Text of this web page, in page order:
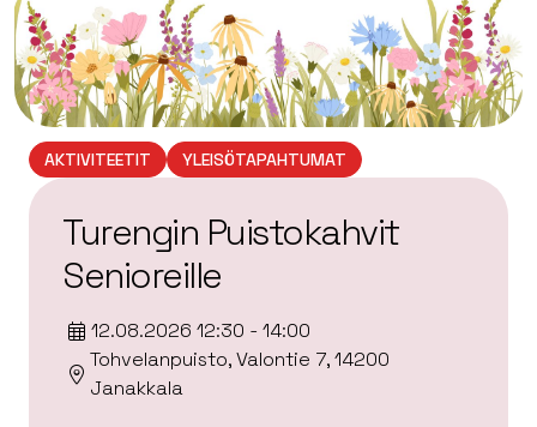
AKTIVITEETIT YLEISÖTAPAHTUMAT
Turengin Puistokahvit
Senioreille
12.08.2026 12:30 - 14:00
Tohvelanpuisto, Valontie 7, 14200
Janakkala